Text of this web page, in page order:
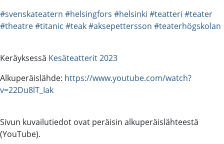
#svenskateatern #helsingfors #helsinki #teatteri #teater
#theatre#titanic #teak#aksepettersson #teaterhögskolan
Keräyksessä Kesäteatterit 2023
Alkuperäislähde: https://www.youtube.com/watch?
v=22Du8lT_Iak
Sivun kuvailutiedot ovat peräisin alkuperäislähteestä
(YouTube).